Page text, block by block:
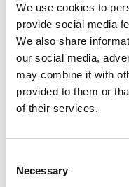
We use cookies to
provide social media
We also share
our social media,
may combine it with
provided to them or
of their services.
Selection
Necessary
SULLA VETTA
SOFFIA LO